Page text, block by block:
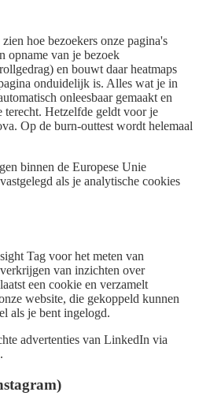
hoe bezoekers onze pagina's
opname van je bezoek
en bouwt daar heatmaps
onduidelijk is. Alles wat je in
onleesbaar gemaakt en
terecht. Hetzelfde geldt voor je
Op de burn-outtest wordt helemaal
binnen de Europese Unie
als je analytische cookies
Tag voor het meten van
van inzichten over
een cookie en verzamelt
website, die gekoppeld kunnen
als je bent ingelogd.
advertenties van LinkedIn via
.